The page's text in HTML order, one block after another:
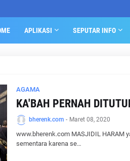
APLIKASI SEPUTAR INFO
AGAMA
KA'BAH PERNAH
bherenk.com - Maret 08, 2020
www.bherenk.com MASJIDIL HARAM
sementara karena se…